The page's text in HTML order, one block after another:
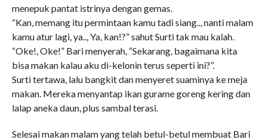
menepuk pantat istrinya dengan gemas.
“Kan, memang itu permintaan kamu tadi siang.., nanti malam
kamu atur lagi, ya.., Ya, kan!?” sahut Surti tak mau kalah.
“Oke!, Oke!” Bari menyerah, “Sekarang, bagaimana kita
bisa makan kalau aku di-kelonin terus seperti ini?”.
Surti tertawa, lalu bangkit dan menyeret suaminya ke meja
makan. Mereka menyantap ikan gurame goreng kering dan
lalap aneka daun, plus sambal terasi.
Selesai makan malam yang telah betul-betul membuat Bari